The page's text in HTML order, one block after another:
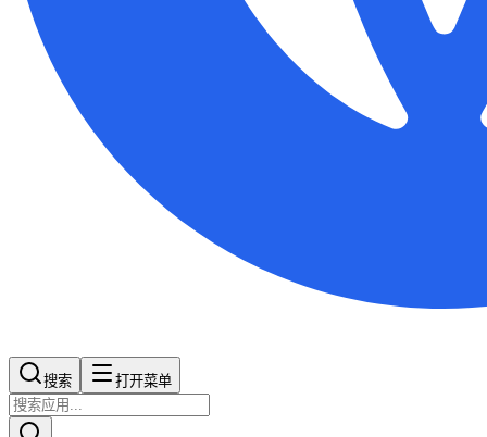
搜索​​​​ 打开菜单